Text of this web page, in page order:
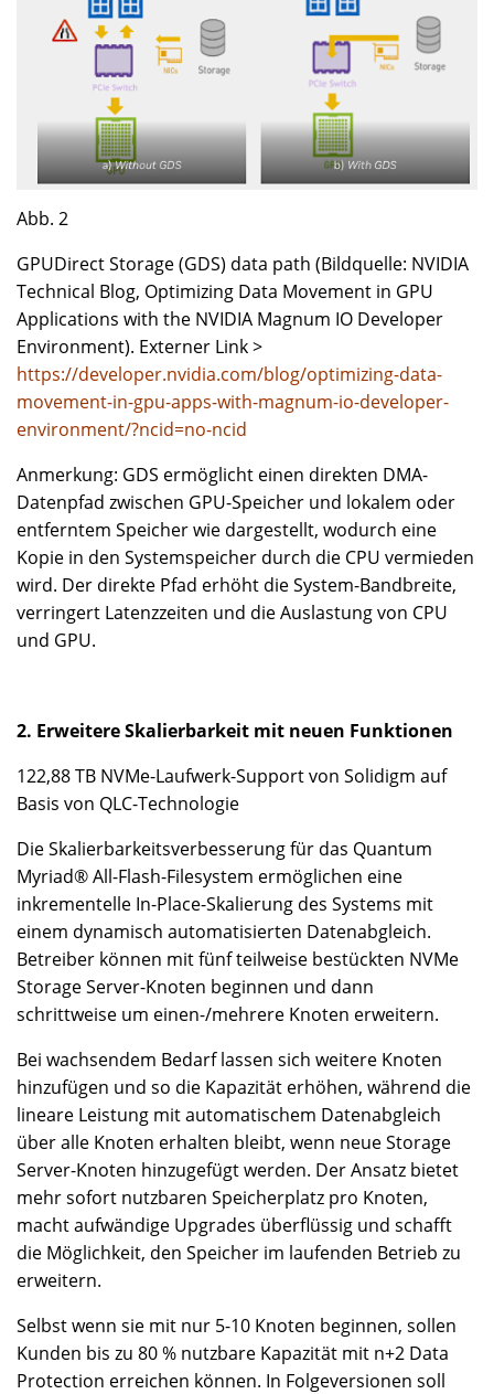
Abb. 2
GPUDirect Storage (GDS) data path (Bildquelle: NVIDIA
Technical Blog, Optimizing Data Movement in GPU
Applications with the NVIDIA Magnum IO Developer
Environment). Externer Link >
https://developer.nvidia.com/blog/optimizing-data-
movement-in-gpu-apps-with-magnum-io-developer-
environment/?ncid=no-ncid
Anmerkung: GDS ermöglicht einen direkten DMA-
Datenpfad zwischen GPU-Speicher und lokalem oder
entferntem Speicher wie dargestellt, wodurch eine
Kopie in den Systemspeicher durch die CPU vermieden
wird. Der direkte Pfad erhöht die System-Bandbreite,
verringert Latenzzeiten und die Auslastung von CPU
und GPU.
2. Erweitere Skalierbarkeit mit neuen Funktionen
122,88 TB NVMe-Laufwerk-Support von Solidigm auf
Basis von QLC-Technologie
Die Skalierbarkeitsverbesserung für das Quantum
Myriad® All-Flash-Filesystem ermöglichen eine
inkrementelle In-Place-Skalierung des Systems mit
einem dynamisch automatisierten Datenabgleich.
Betreiber können mit fünf teilweise bestückten NVMe
Storage Server-Knoten beginnen und dann
schrittweise um einen-/mehrere Knoten erweitern.
Bei wachsendem Bedarf lassen sich weitere Knoten
hinzufügen und so die Kapazität erhöhen, während die
lineare Leistung mit automatischem Datenabgleich
über alle Knoten erhalten bleibt, wenn neue Storage
Server-Knoten hinzugefügt werden. Der Ansatz bietet
mehr sofort nutzbaren Speicherplatz pro Knoten,
macht aufwändige Upgrades überflüssig und schafft
die Möglichkeit, den Speicher im laufenden Betrieb zu
erweitern.
Selbst wenn sie mit nur 5-10 Knoten beginnen, sollen
Kunden bis zu 80 % nutzbare Kapazität mit n+2 Data
Protection erreichen können. In Folgeversionen soll